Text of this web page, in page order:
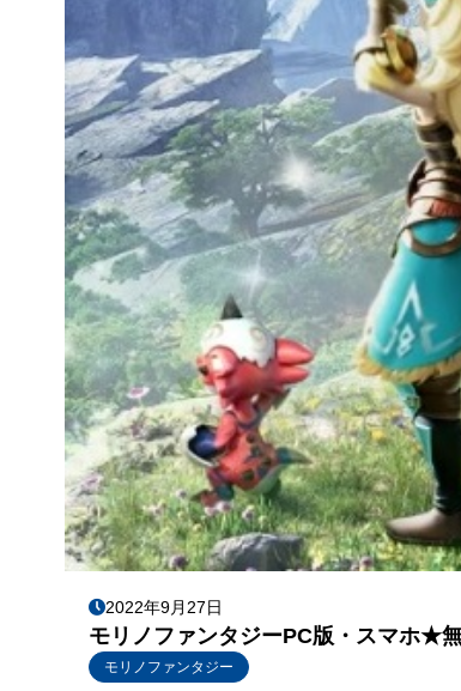
2022年9月27日
モリノファンタジーPC版・スマホ★
モリノファンタジー